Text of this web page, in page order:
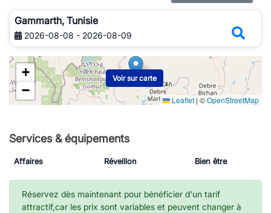
Gammarth, Tunisie
2026-08-08 - 2026-08-09
+
−
Leaflet | ©OpenStreetMap
Voir sur carte
Services & équipements
Affaires Réveillon Bien être
Réservez dès maintenant pour bénéficier d'un tarif
attractif,car les prix sont variables et peuvent changer à